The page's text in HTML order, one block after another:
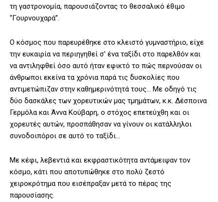
τη γαστρονομία, παρουσιάζοντας το θεσσαλικό έθιμο
“Γουρνουχαρά”.
Ο κόσμος που παρευρέθηκε στο κλειστό γυμναστήριο, είχε
την ευκαιρία να περιηγηθεί σ’ ένα ταξίδι στο παρελθόν και
να αντιληφθεί όσο αυτό ήταν εφικτό το πώς περνούσαν οι
άνθρωποι εκείνα τα χρόνια παρά τις δυσκολίες που
αντιμετώπιζαν στην καθημερινότητά τους… Με οδηγό τις
δύο δασκάλες των χορευτικών μας τμημάτων, κ.κ. Δέσποινα
Γερμόλα και Άννα Κούβαρη, ο στόχος επετεύχθη και οι
χορευτές αυτών, προσπάθησαν να γίνουν οι κατάλληλοι
συνοδοιπόροι σε αυτό το ταξίδι…
Με κέφι, λεβεντιά και εκφραστικότητα αντάμειψαν τον
κόσμο, κάτι που αποτυπώθηκε στο πολύ ζεστό
χειροκρότημα που εισέπραξαν μετά το πέρας της
παρουσίασης.